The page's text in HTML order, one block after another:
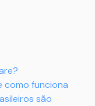
como funciona
são